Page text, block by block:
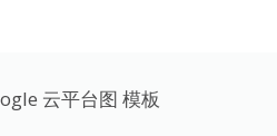
云平台图 模板